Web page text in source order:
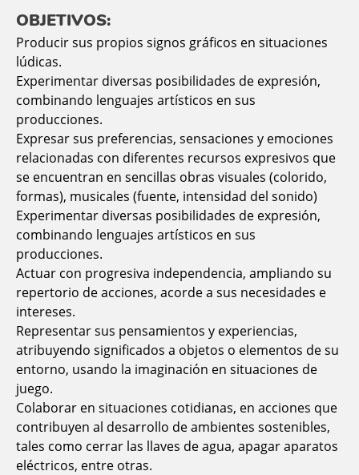
OBJETIVOS:
Producir sus propios signos gráficos en situaciones
lúdicas.
Experimentar diversas posibilidades de expresión,
combinando lenguajes artísticos en sus
producciones.
Expresar sus preferencias, sensaciones y emociones
relacionadas con diferentes recursos expresivos que
se encuentran en sencillas obras visuales (colorido,
formas), musicales (fuente, intensidad del sonido)
Experimentar diversas posibilidades de expresión,
combinando lenguajes artísticos en sus
producciones.
Actuar con progresiva independencia, ampliando su
repertorio de acciones, acorde a sus necesidades e
intereses.
Representar sus pensamientos y experiencias,
atribuyendo significados a objetos o elementos de su
entorno, usando la imaginación en situaciones de
juego.
Colaborar en situaciones cotidianas, en acciones que
contribuyen al desarrollo de ambientes sostenibles,
tales como cerrar las llaves de agua, apagar aparatos
eléctricos, entre otras.